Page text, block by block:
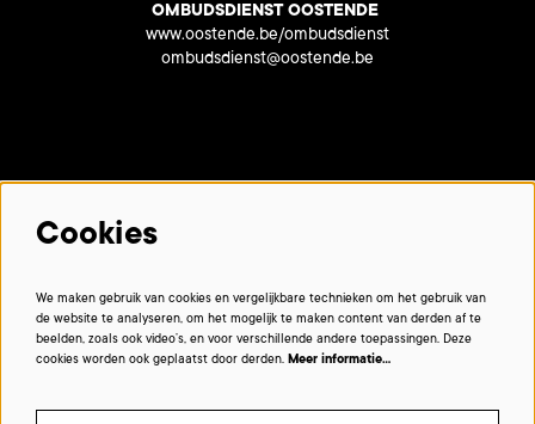
OMBUDSDIENST OOSTENDE
www.oostende.be/ombudsdienst
ombudsdienst@oostende.be
Cookies
We maken gebruik van cookies en vergelijkbare technieken om het gebruik van
de website te analyseren, om het mogelijk te maken content van derden af te
beelden, zoals ook video’s, en voor verschillende andere toepassingen. Deze
cookies worden ook geplaatst door derden. Meer informatie…